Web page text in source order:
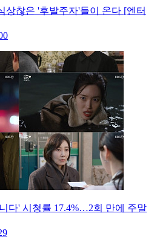
찮은 '후발주자'들이 온다 [엔터
다' 시청률 17.4%…2회 만에 주말